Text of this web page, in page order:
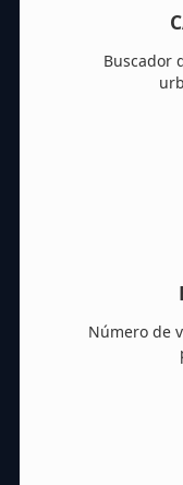
Buscador
Número de